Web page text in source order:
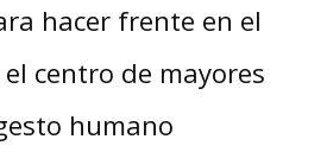
hacer frente en el
centro de mayores
humano